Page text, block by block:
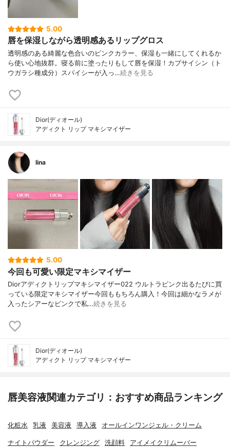
5.00
唇を保湿しながら透明感あるリップグロス
透明感のある綺麗な色合いのピンクカラー、保湿も一緒にしてくれるか
ら使い心地抜群。寝る前に塗ったりもして唇を保湿！カプサイシン（ト
ウガラシ種成分）スパイシーが入っ…続きを見る
Dior(ディオール)
アディクト リップ マキシマイザー
lina
5.00
今回も可愛い限定マキシマイザー
Diorアディクトリップマキシマイザー022 ウルトラピンク出るたびに買
っている限定マキシマイザー今回ももちろん購入！今回は細かなラメが
入ったシアーなピンクで私…続きを見る
Dior(ディオール)
アディクト リップ マキシマイザー
唇美容液関連カテゴリ：おすすめ商品ランキング
化粧水 乳液 美容液 導入液 オールインワンジェル・クリーム
ナイトパウダー クレンジング 洗顔料 アイメイクリムーバー